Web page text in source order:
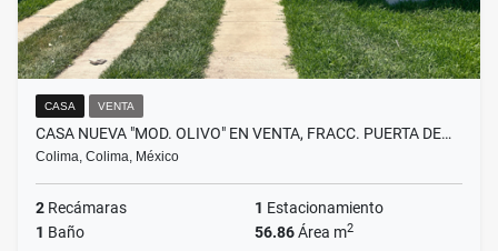
CASA VENTA
CASA NUEVA "MOD. OLIVO" EN VENTA, FRACC. PUERTA DE…
Colima, Colima, México
2 Recámaras 1 Estacionamiento
1 Baño 56.86Área m2